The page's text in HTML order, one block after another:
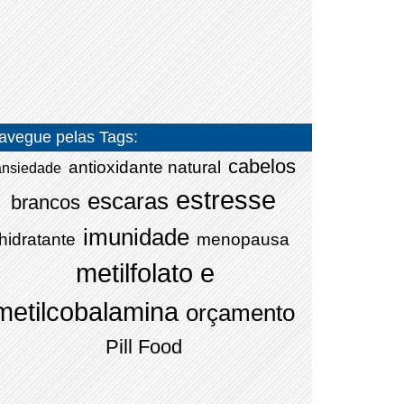
pelas Tags:
antioxidante natural cabelos
brancos escaras estresse
imunidade menopausa
metilfolato e
orçamento
Pill Food